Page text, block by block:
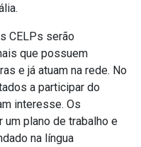
CELPs serão
que possuem
e já atuam na rede. No
a participar do
interesse. Os
plano de trabalho e
na língua